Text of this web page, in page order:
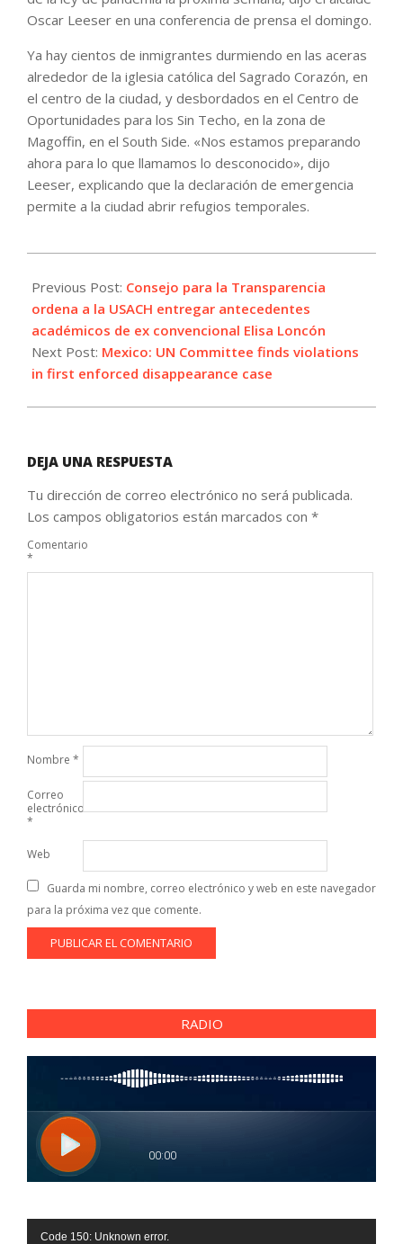
Oscar Leeser en una conferencia de prensa el domingo.
Ya hay cientos de inmigrantes durmiendo en las aceras
alrededor de la iglesia católica del Sagrado Corazón, en
el centro de la ciudad, y desbordados en el Centro de
Oportunidades para los Sin Techo, en la zona de
Magoffin, en el South Side. «Nos estamos preparando
ahora para lo que llamamos lo desconocido», dijo
Leeser, explicando que la declaración de emergencia
permite a la ciudad abrir refugios temporales.
05-
04
Previous Post: Consejo para la Transparencia
ordena a la USACH entregar antecedentes
académicos de ex convencional Elisa Loncón
Next Post: Mexico: UN Committee finds violations
in first enforced disappearance case
DEJA UNA RESPUESTA
Tu dirección de correo electrónico no será publicada.
Los campos obligatorios están marcados con *
Comentario
*
Nombre *
Correo
electrónico
*
Web
Guarda mi nombre, correo electrónico y web en este navegador
para la próxima vez que comente.
RADIO
Reproductor
Code 150: Unknown error.